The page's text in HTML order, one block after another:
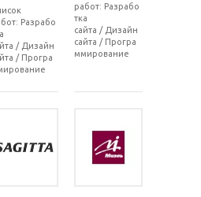
Разрабо
/ Дизайн
/ Програ
работ: Разрабо
тка
сайта / Дизайн
сайта / Програ
ммирование